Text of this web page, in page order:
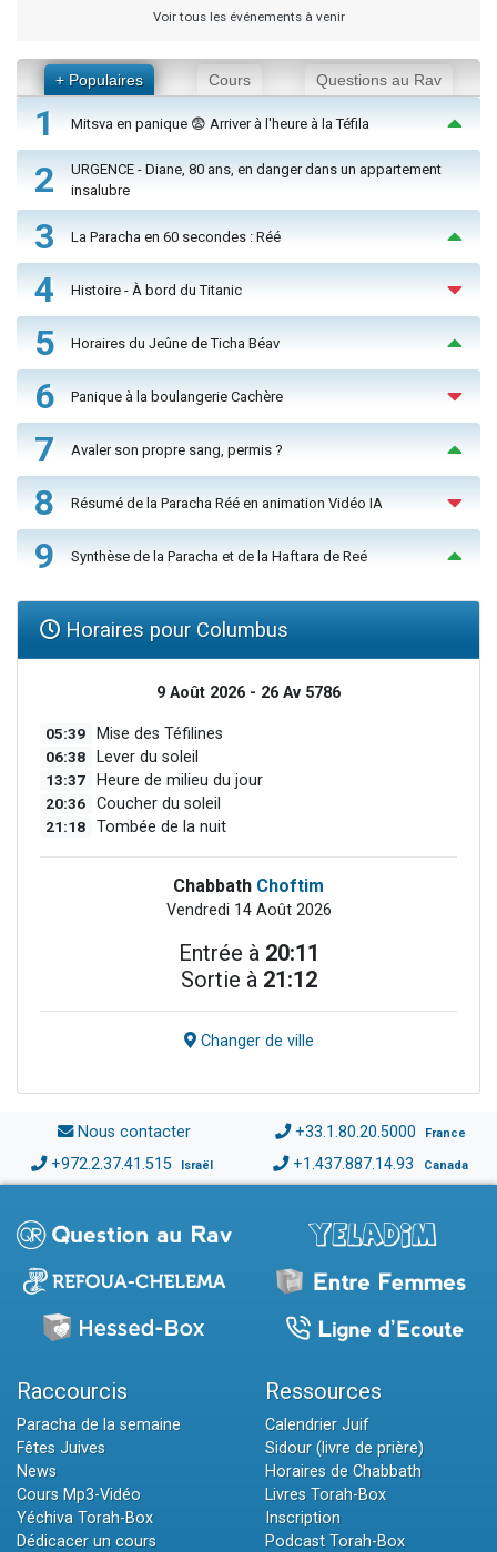
Voir tous les événements à venir
+ Populaires Cours Questions au Rav
1 Mitsva en panique 😨 Arriver à l'heure à la Téfila
2
URGENCE - Diane, 80 ans, en danger dans un appartement
insalubre
3 La Paracha en 60 secondes : Réé
4 Histoire - À bord du Titanic
5 Horaires du Jeûne de Ticha Béav
6 Panique à la boulangerie Cachère
7 Avaler son propre sang, permis ?
8 Résumé de la Paracha Réé en animation Vidéo IA
9 Synthèse de la Paracha et de la Haftara de Reé
Horaires pour Columbus
9 Août 2026 - 26 Av 5786
05:39 Mise des Téfilines
06:38 Lever du soleil
13:37 Heure de milieu du jour
20:36 Coucher du soleil
21:18 Tombée de la nuit
Chabbath Choftim
Vendredi 14 Août 2026
Entrée à 20:11
Sortie à 21:12
Changer de ville
Nous contacter +33.1.80.20.5000 France
+972.2.37.41.515 Israël +1.437.887.14.93 Canada
Raccourcis
Paracha de la semaine
Fêtes Juives
News
Cours Mp3-Vidéo
Yéchiva Torah-Box
Dédicacer un cours
Ressources
Calendrier Juif
Sidour (livre de prière)
Horaires de Chabbath
Livres Torah-Box
Inscription
Podcast Torah-Box